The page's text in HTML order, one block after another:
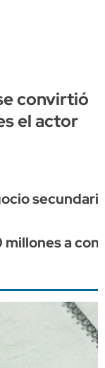
convirtió
el actor
a